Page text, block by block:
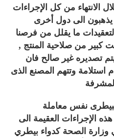
الانتهاء من كل الإجراءات
يذهبون الى دول أخرى
ما يقلل من فرصنا
كبير من صلاحية المنتج ,
يتم تصديره غير صالح فان
استلامة وتتهم المصنع الذى
نفس معاملة
الإجراءات العقيمة الى
وزارة الصحة كدواء بيطري